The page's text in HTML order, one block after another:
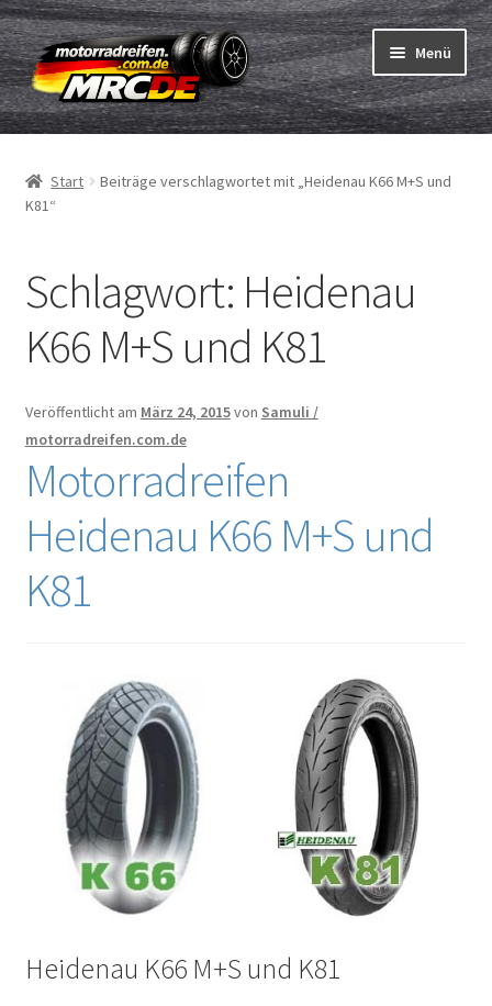
Zur
Navigation
springen
Zum
Inhalt
springen
Menü
Reifen
Schläuche
ABC
Reifentest
Marken
Kontakt
Start
Beiträge verschlagwortet mit „Heidenau K66 M+S und
K81“
Schlagwort: Heidenau
K66 M+S und K81
Veröffentlicht am März 24, 2015von Samuli /
motorradreifen.com.de
Motorradreifen
Heidenau K66 M+S und
K81
Heidenau K66 M+S und K81